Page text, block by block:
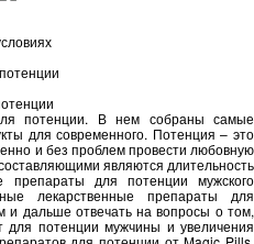
потенции. В нем собраны самые
для современного. Потенция – это
и без проблем провести любовную
являются длительность
для потенции мужского
лекарственные препараты для
дальше отвечать на вопросы о том,
потенции мужчины и увеличения